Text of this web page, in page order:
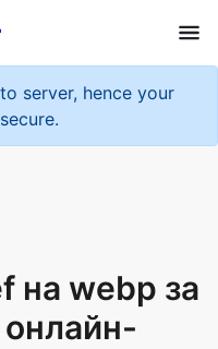
server, hence your
файлів